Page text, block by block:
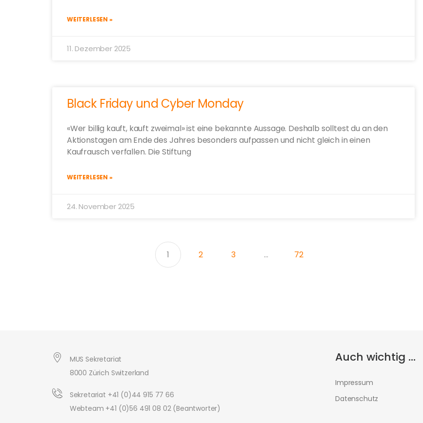
WEITERLESEN »
11. Dezember 2025
Black Friday und Cyber Monday
«Wer billig kauft, kauft zweimal» ist eine bekannte Aussage. Deshalb solltest du an den
Aktionstagen am Ende des Jahres besonders aufpassen und nicht gleich in einen
Kaufrausch verfallen. Die Stiftung
WEITERLESEN »
24. November 2025
1 2 3 … 72
MUS Sekretariat
8000 Zürich Switzerland
Sekretariat +41 (0)44 915 77 66
Webteam +41 (0)56 491 08 02 (Beantworter)
Auch wichtig ...
Impressum
Datenschutz